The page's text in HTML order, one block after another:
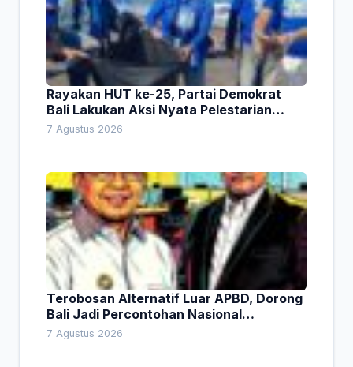
Rayakan HUT ke-25, Partai Demokrat
Bali Lakukan Aksi Nyata Pelestarian
Lingkungan
7 Agustus 2026
Terobosan Alternatif Luar APBD, Dorong
Bali Jadi Percontohan Nasional
Pembiayaan Daerah
7 Agustus 2026